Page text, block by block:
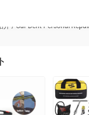
介 / Car Dent Personal